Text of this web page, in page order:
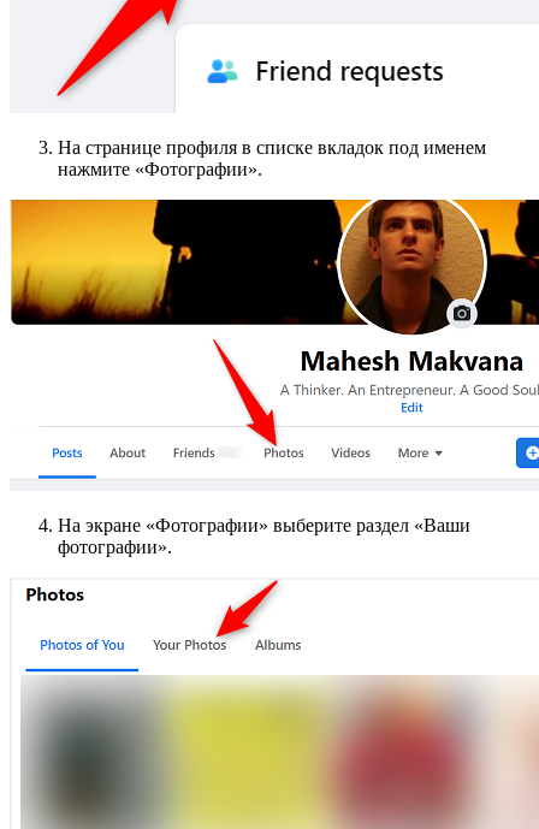
На странице профиля в списке вкладок под именем
нажмите «Фотографии».
На экране «Фотографии» выберите раздел «Ваши
фотографии».